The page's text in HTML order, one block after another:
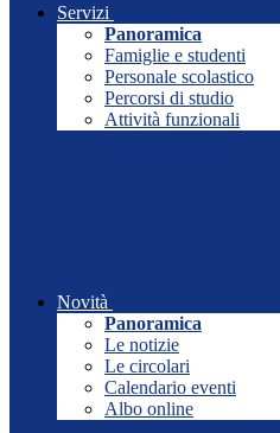
Servizi
Panoramica
Famiglie e studenti
Personale scolastico
Percorsi di studio
Attività funzionali
Novità
Panoramica
Le notizie
Le circolari
Calendario eventi
Albo online